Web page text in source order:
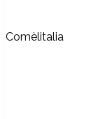
Comèlitalia